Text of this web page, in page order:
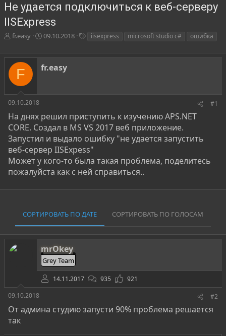
Не удается подключиться к веб-серверу
IISExpress
А
т
о
т
м
ы
fr.easy
Д
т
а
н
а
09.10.2018
г
iisexpress microsoft studio c# ошибка
F fr.easy
09.10.2018 #1
На днях решил приступить к изучению APS.NET
CORE. Создал в MS VS 2017 веб приложение.
Запустил и выдало ошибку "не удается запустить
веб-сервер IISExpess"
Может у кого-то была такая проблема, поделитесь
пожалуйста как с ней справиться..
СОРТИРОВАТЬ ПО ДАТЕ СОРТИРОВАТЬ ПО ГОЛОСАМ
mrOkey
Grey Team
14.11.2017 935
921
09.10.2018
#2
От админа студию запусти 90% проблема решается
так